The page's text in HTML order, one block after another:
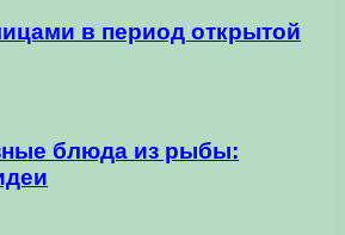
в период открытой
блюда из рыбы: